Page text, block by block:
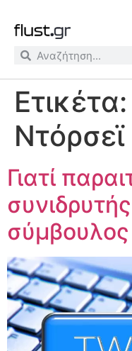
Ετικέτα:
Ντόρσεϊ
Γιατί